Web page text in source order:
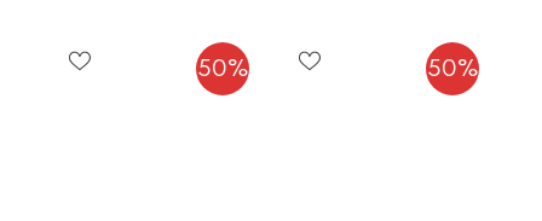
50% 50%